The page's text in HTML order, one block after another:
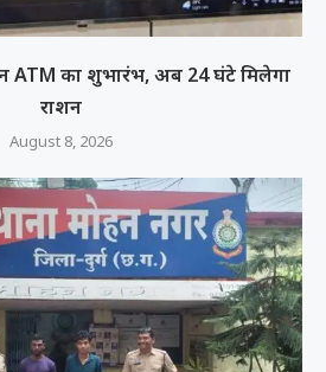
ATM का शुभारंभ, अब 24 घंटे मिलेगा
राशन
August 8, 2026